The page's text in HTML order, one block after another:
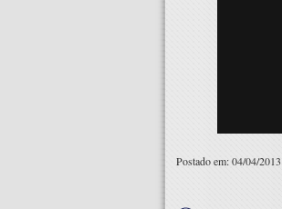
Postado em: 04/04/2013